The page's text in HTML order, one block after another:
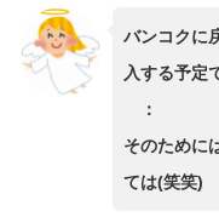
バンコクに
入する予定
：
そのために
ては(笑笑)